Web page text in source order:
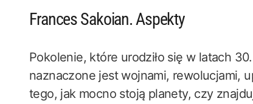
Frances Sakoian. Aspekty
Pokolenie, które urodziło się w latach
naznaczone jest wojnami, rewolucjami,
tego, jak mocno stoją planety, czy